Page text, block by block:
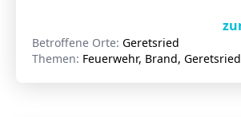
Betroffene Orte: Geretsried
Themen: Feuerwehr, Brand, Geretsried